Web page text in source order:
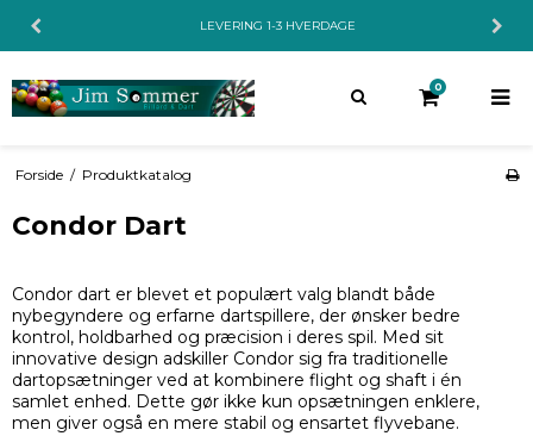
LEVERING 1-3 HVERDAGE
0
Forside / Produktkatalog
Condor Dart
Condor dart er blevet et populært valg blandt både
nybegyndere og erfarne dartspillere, der ønsker bedre
kontrol, holdbarhed og præcision i deres spil. Med sit
innovative design adskiller Condor sig fra traditionelle
dartopsætninger ved at kombinere flight og shaft i én
samlet enhed. Dette gør ikke kun opsætningen enklere,
men giver også en mere stabil og ensartet flyvebane.